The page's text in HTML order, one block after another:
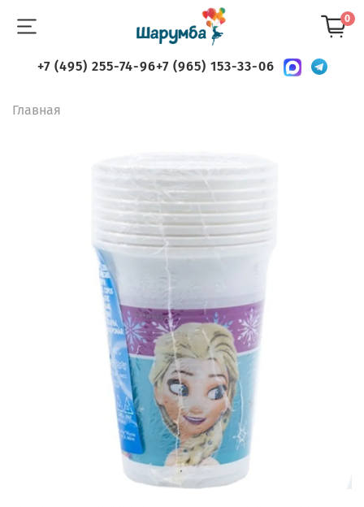
0
+7 (495) 255-74-96+7 (965) 153-33-06
Главная